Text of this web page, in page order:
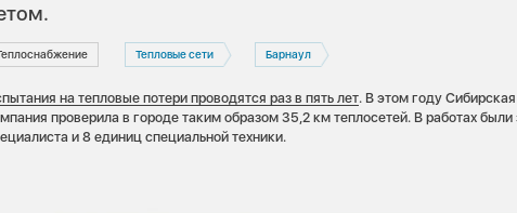
Тепловые сети Барнаул
на тепловые потери проводятся раз в пять лет. В этом году
проверила в городе таким образом 35,2 км теплосетей. В работах
и 8 единиц специальной техники.